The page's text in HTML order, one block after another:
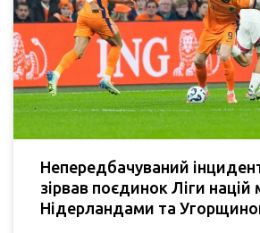
Непередбачуваний
зірвав поєдинок Ліги націй
Нідерландами та